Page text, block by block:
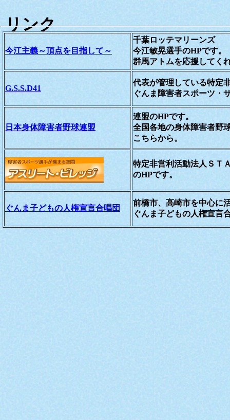
リンク
今江主義～頂点を目指して～
千葉ロッテマリーンズ
今江敏晃選手のHPです。
群馬アトムを応援してく
G.S.S.D41
代表が管理している特定
ぐんま障害者スポーツ・
日本身体障害者野球連盟
連盟のHPです。
全国各地の身体障害者野
こちらから。
特定非営利活動法人ＳＴ
のHPです。
ぐんま子どもの人権宣言合唱団
前橋市、高崎市を中心に
ぐんま子どもの人権宣言